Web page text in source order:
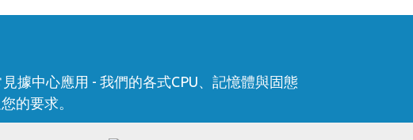
據中心應用 - 我們的各式CPU、記憶體與固態
的要求。